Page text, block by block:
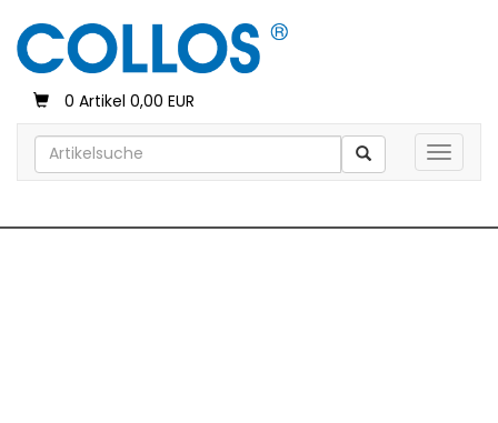
0 Artikel 0,00 EUR
Toggle